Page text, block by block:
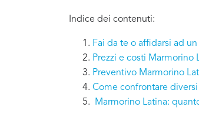
Indice dei contenuti:
Fai da te o affidarsi ad
Prezzi e costi Marmorino
Preventivo Marmorino
Come confrontare
Marmorino Latina: